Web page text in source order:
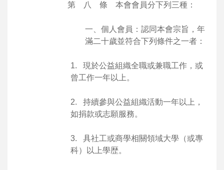
第 八 條 本會會員分下列三種：
一、個人會員：認同本會宗旨，年
滿二十歲並符合下列條件之一者：
1. 現於公益組織全職或兼職工作，或
曾工作一年以上。
2. 持續參與公益組織活動一年以上，
如捐款或志願服務。
3. 具社工或商學相關領域大學（或專
科）以上學歴。